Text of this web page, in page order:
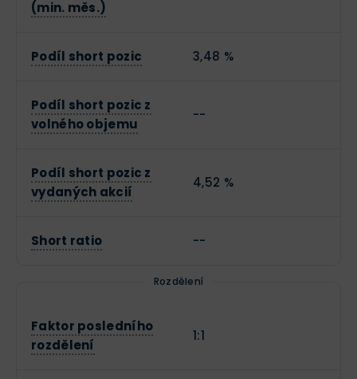
(min. měs.)
Podíl short pozic 3,48 %
Podíl short pozic z
volného objemu
--
Podíl short pozic z
vydaných akcií
4,52 %
Short ratio --
Rozdělení
Faktor posledního
rozdělení
1:1